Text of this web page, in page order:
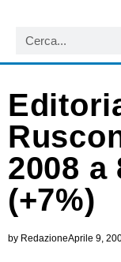
2008 a
(+7%)
by RedazioneAprile 9,